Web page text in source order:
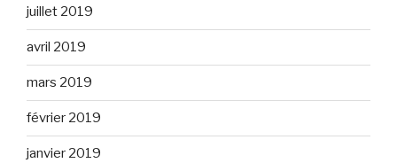
juillet 2019
avril 2019
mars 2019
février 2019
janvier 2019